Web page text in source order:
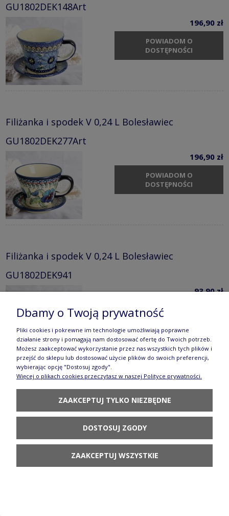
GU1802DEK148Art
196,90 zł
POWIADOM O
DOSTĘPNOŚCI
Filiżanka i spodek V 0,24 L Bolesławiec
GU1802DEK277Art
196,90 zł
POWIADOM O
DOSTĘPNOŚCI
Filiżanka i spodek V 0,24 L Bolesławiec
GU1802DEK941
93,90 zł
POWIADOM O
DOSTĘPNOŚCI
Filiżanka Ceramika Bolesławiec V 0,35 L GU1379
DEK120
POWIADOM O
DOSTĘPNOŚCI
Dbamy o Twoją prywatność
Pliki cookies i pokrewne im technologie umożliwiają poprawne
działanie strony i pomagają nam dostosować ofertę do Twoich potrzeb.
Możesz zaakceptować wykorzystanie przez nas wszystkich tych plików i
przejść do sklepu lub dostosować użycie plików do swoich preferencji,
wybierając opcję "Dostosuj zgody".
Więcej o plikach cookies przeczytasz w naszej Polityce prywatności.
ZAAKCEPTUJ TYLKO NIEZBĘDNE
DOSTOSUJ ZGODY
ZAAKCEPTUJ WSZYSTKIE